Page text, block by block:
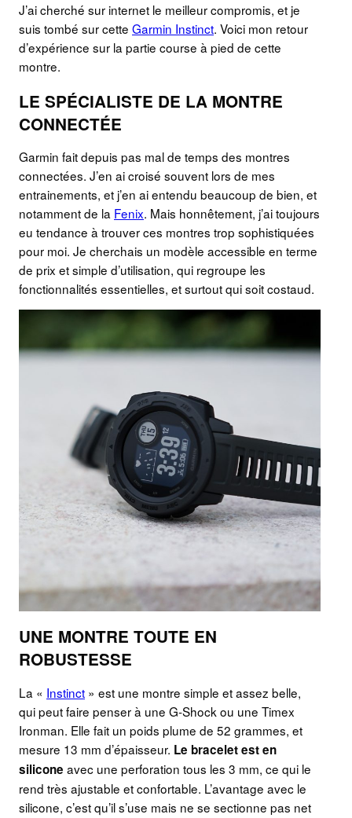
J’ai cherché sur internet le meilleur compromis, et je
suis tombé sur cette Garmin Instinct. Voici mon retour
d’expérience sur la partie course à pied de cette
montre.
LE SPÉCIALISTE DE LA MONTRE
CONNECTÉE
Garmin fait depuis pas mal de temps des montres
connectées. J’en ai croisé souvent lors de mes
entrainements, et j’en ai entendu beaucoup de bien, et
notamment de la Fenix. Mais honnêtement, j’ai toujours
eu tendance à trouver ces montres trop sophistiquées
pour moi. Je cherchais un modèle accessible en terme
de prix et simple d’utilisation, qui regroupe les
fonctionnalités essentielles, et surtout qui soit costaud.
UNE MONTRE TOUTE EN
ROBUSTESSE
La « Instinct » est une montre simple et assez belle,
qui peut faire penser à une G-Shock ou une Timex
Ironman. Elle fait un poids plume de 52 grammes, et
mesure 13 mm d’épaisseur. Le bracelet est en
silicone avec une perforation tous les 3 mm, ce qui le
rend très ajustable et confortable. L’avantage avec le
silicone, c’est qu’il s’use mais ne se sectionne pas net